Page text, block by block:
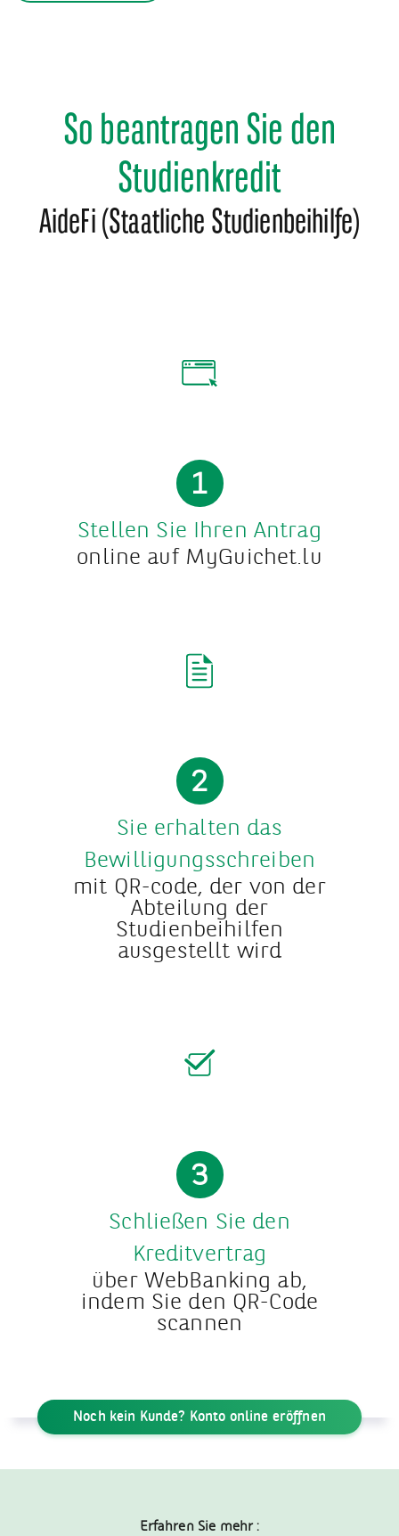
So beantragen Sie den
Studienkredit
AideFi (Staatliche Studienbeihilfe)
1
Stellen Sie Ihren Antrag
online auf MyGuichet.lu
2
Sie erhalten das
Bewilligungsschreiben
mit QR-code, der von der
Abteilung der
Studienbeihilfen
ausgestellt wird
3
Schließen Sie den
Kreditvertrag
über WebBanking ab,
indem Sie den QR-Code
scannen
Noch kein Kunde? Konto online eröffnen
Erfahren Sie mehr :